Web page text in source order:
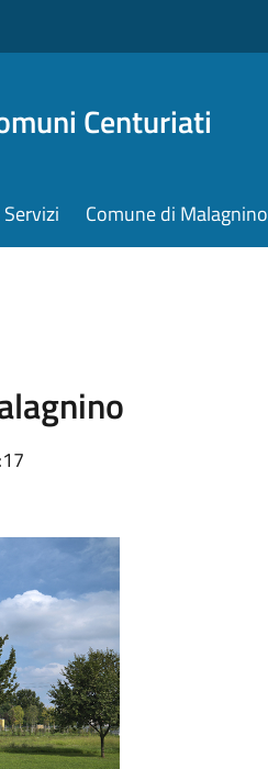
Centuriati
Comune di Malagnino